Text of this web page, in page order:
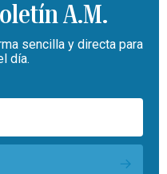
A.M.
sencilla y directa para
día.